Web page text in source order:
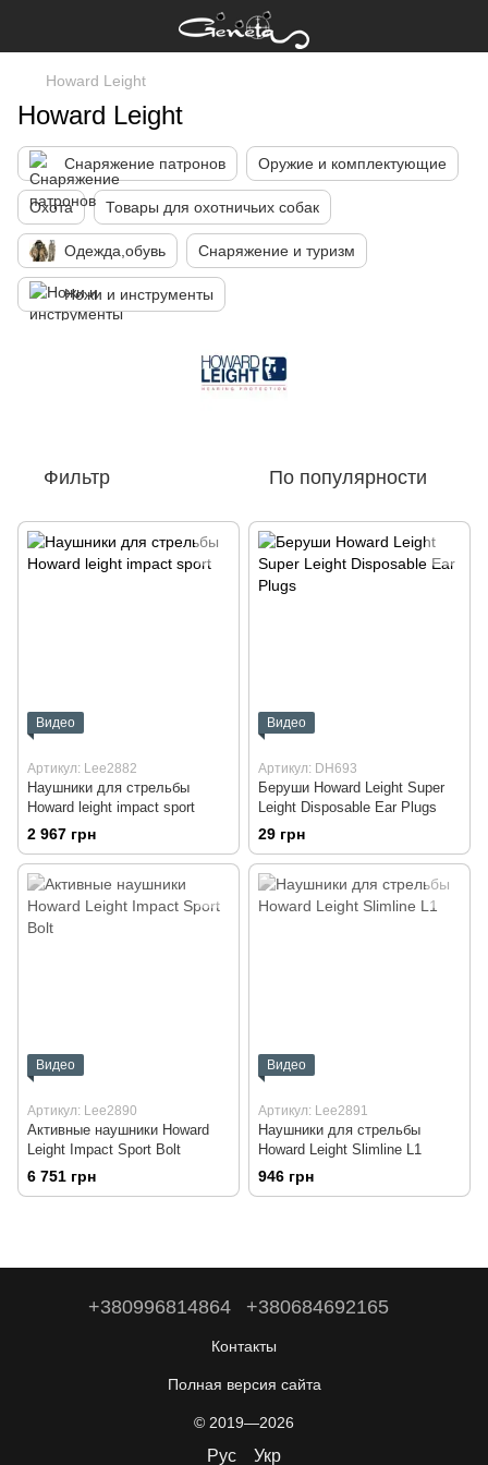
Howard Leight
Howard Leight
Снаряжение патронов Оружие и комплектующие
Охота Товары для охотничьих собак
Одежда,обувь Снаряжение и туризм
Ножи и инструменты
Фильтр По популярности
Видео
Артикул: Lee2882
Наушники для стрельбы
Howard leight impact sport
2 967 грн
Видео
Артикул: DH693
Беруши Howard Leight Super
Leight Disposable Ear Plugs
29 грн
Видео
Артикул: Lee2890
Активные наушники Howard
Leight Impact Sport Bolt
6 751 грн
Видео
Артикул: Lee2891
Наушники для стрельбы
Howard Leight Slimline L1
946 грн
+380996814864 +380684692165
Контакты
Полная версия сайта
© 2019—2026
Рус Укр